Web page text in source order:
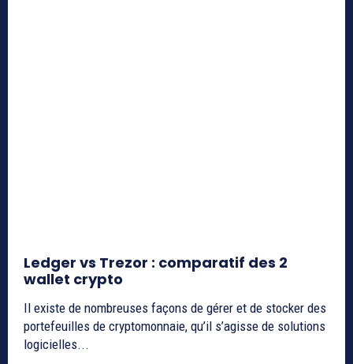
Ledger vs Trezor : comparatif des 2
wallet crypto
Il existe de nombreuses façons de gérer et de stocker des
portefeuilles de cryptomonnaie, qu’il s’agisse de solutions
logicielles...